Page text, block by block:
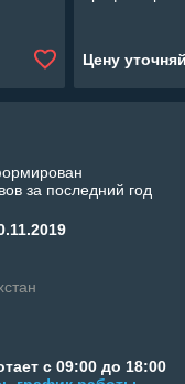
Цену
за последний год
с 09:00 до 18:00